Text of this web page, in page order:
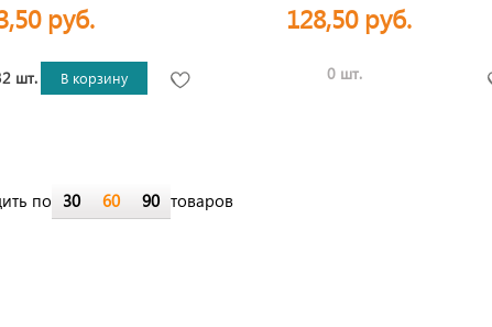
руб.
шт. В корзину
128,50 руб.
0 шт.
по 30 60 90 товаров